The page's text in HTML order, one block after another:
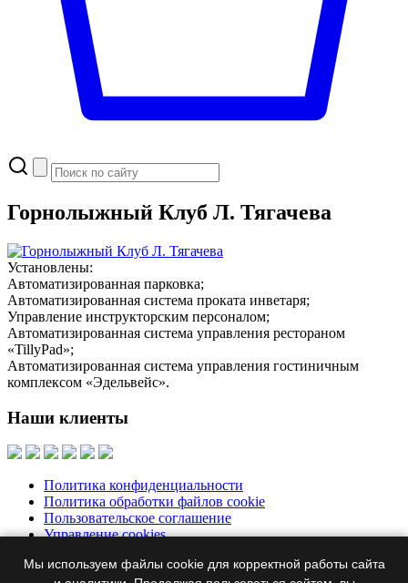
Горнолыжный Клуб Л. Тягачева
Установлены:
Автоматизированная парковка;
Автоматизированная система проката инветаря;
Управление инструкторским персоналом;
Автоматизированная система управления рестораном
«TillyPad»;
Автоматизированная система управления гостиничным
комплексом «Эдельвейс».
Наши клиенты
Политика конфиденциальности
Политика обработки файлов cookie
Пользовательское соглашение
Управление cookies
Москва, Бумажный пр., д. 14, корп. 1, офис 313 +7 495 644-39-
Мы используем файлы cookie для корректной работы сайта